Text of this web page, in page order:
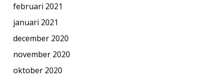
februari 2021
januari 2021
december 2020
november 2020
oktober 2020